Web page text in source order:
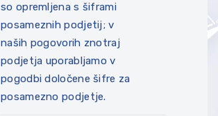
so opremljena s šiframi
posameznih podjetij; v
naših pogovorih znotraj
podjetja uporabljamo v
pogodbi določene šifre za
posamezno podjetje.